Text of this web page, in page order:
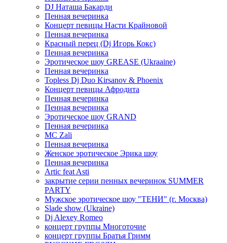
DJ Наташа Бакарди
Пенная вечеринка
Концерт певицы Насти Крайновой
Пенная вечеринка
Красный перец (Dj Игорь Кокс)
Пенная вечеринка
Эротическое шоу GREASE (Ukraaine)
Пенная вечеринка
Topless Dj Duo Kirsanov & Phoenix
Концерт певицы Афродита
Пенная вечеринка
Пенная вечеринка
Эротическое шоу GRAND
Пенная вечеринка
MC Zali
Пенная вечеринка
Женское эротическое Эрика шоу
Пенная вечеринка
Artic feat Asti
закрытие серии пенных вечеринок SUMMER
PARTY
Мужское эротическое шоу "ТЕНИ" (г. Москва)
Slade show (Ukraine)
Dj Alexey Romeo
концерт группы Многоточие
концерт группы Братья Гримм